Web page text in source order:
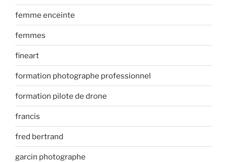
femme enceinte
femmes
fineart
formation photographe professionnel
formation pilote de drone
francis
fred bertrand
garcin photographe